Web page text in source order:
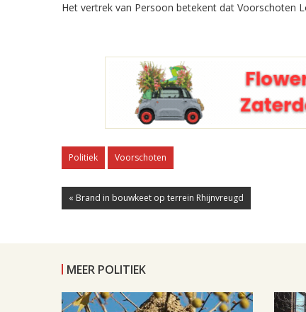
Het vertrek van Persoon betekent dat Voorschoten
Politiek Voorschoten
« Brand in bouwkeet op terrein Rhijnvreugd
MEER POLITIEK